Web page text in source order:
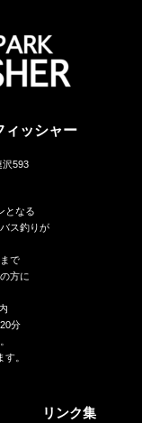
ッシャー
593
となる
ス釣りが
で
方に
分
。
リンク集